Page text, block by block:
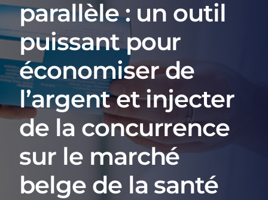
parallèle : un outil
puissant pour
économiser de
l’argent et injecter
de la concurrence
sur le marché
belge de la santé